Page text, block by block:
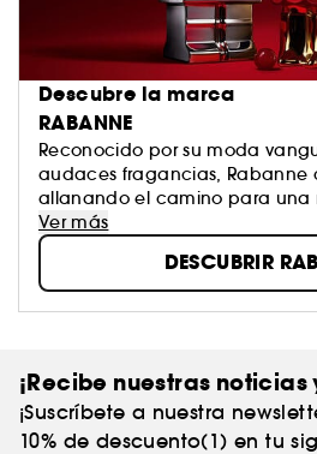
Descubre la marca
RABANNE
Reconocido por su moda
audaces fragancias, Rabanne
allanando el camino para una
belleza.
Ver más
DESCUBRIR
¡Recibe nuestras noticias
¡Suscríbete a nuestra
10% de descuento(1) en tu